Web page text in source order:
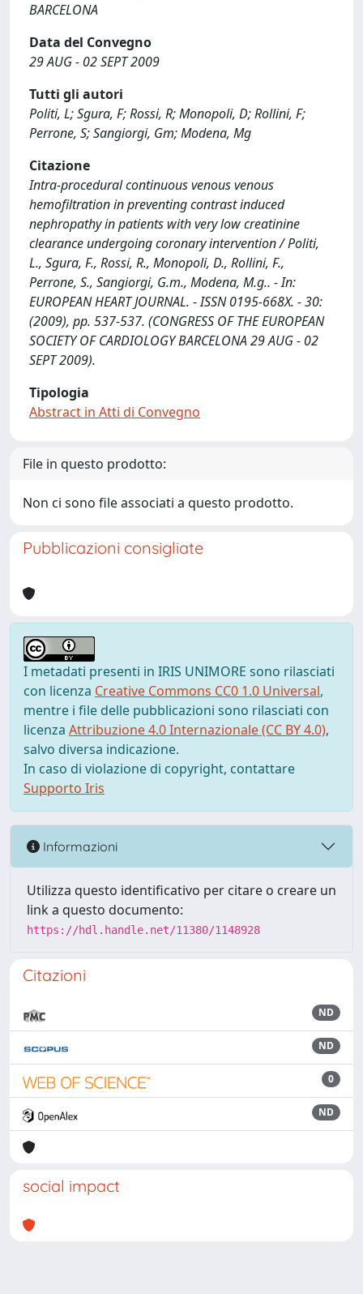
BARCELONA
Data del Convegno
29 AUG - 02 SEPT 2009
Tutti gli autori
Politi, L; Sgura, F; Rossi, R; Monopoli, D; Rollini, F;
Perrone, S; Sangiorgi, Gm; Modena, Mg
Citazione
Intra-procedural continuous venous venous
hemofiltration in preventing contrast induced
nephropathy in patients with very low creatinine
clearance undergoing coronary intervention / Politi,
L., Sgura, F., Rossi, R., Monopoli, D., Rollini, F.,
Perrone, S., Sangiorgi, G.m., Modena, M.g.. - In:
EUROPEAN HEART JOURNAL. - ISSN 0195-668X. - 30:
(2009), pp. 537-537. (CONGRESS OF THE EUROPEAN
SOCIETY OF CARDIOLOGY BARCELONA 29 AUG - 02
SEPT 2009).
Tipologia
Abstract in Atti di Convegno
File in questo prodotto:
Non ci sono file associati a questo prodotto.
Pubblicazioni consigliate
I metadati presenti in IRIS UNIMORE sono rilasciati
con licenza Creative Commons CC0 1.0 Universal,
mentre i file delle pubblicazioni sono rilasciati con
licenza Attribuzione 4.0 Internazionale (CC BY 4.0),
salvo diversa indicazione.
In caso di violazione di copyright, contattare
Supporto Iris
Informazioni
Utilizza questo identificativo per citare o creare un
link a questo documento:
https://hdl.handle.net/11380/1148928
Citazioni
ND
ND
0
ND
social impact